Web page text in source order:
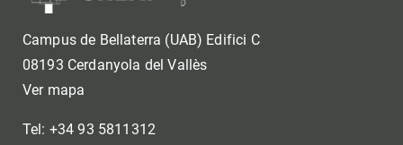
Campus de Bellaterra (UAB) Edifici C
08193 Cerdanyola del Vallès
Ver mapa
Tel: +34 93 5811312